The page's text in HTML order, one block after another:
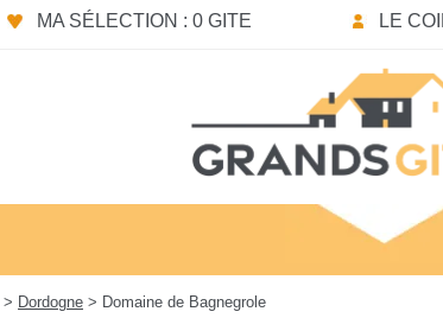
MA SÉLECTION : 0 GITE LE
> Dordogne > Domaine de Bagnegrole